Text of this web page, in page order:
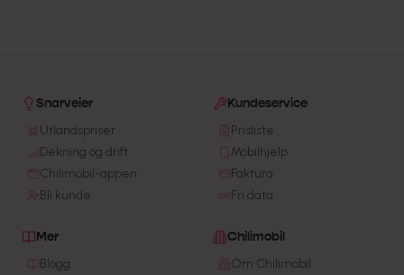
Snarveier
Utlandspriser
Dekning og drift
Chilimobil-appen
Bli kunde
Kundeservice
Prisliste
Mobilhjelp
Faktura
Fri data
Mer
Blogg
Chilimobil
Om Chilimobil